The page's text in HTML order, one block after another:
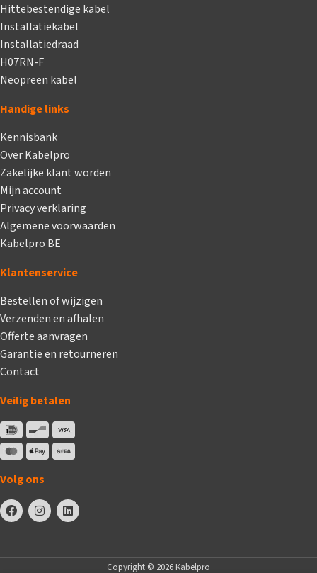
Hittebestendige kabel
Installatiekabel
Installatiedraad
H07RN-F
Neopreen kabel
Handige links
Kennisbank
Over Kabelpro
Zakelijke klant worden
Mijn account
Privacy verklaring
Algemene voorwaarden
Kabelpro BE
Klantenservice
Bestellen of wijzigen
Verzenden en afhalen
Offerte aanvragen
Garantie en retourneren
Contact
Veilig betalen
Volg ons
Copyright © 2026 Kabelpro